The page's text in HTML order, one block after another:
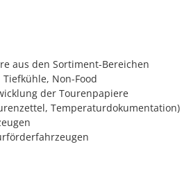
aus den Sortiment-Bereichen
Tiefkühle, Non-Food
der Tourenpapiere
Temperaturdokumentation)